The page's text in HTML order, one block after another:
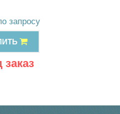
запросу
заказ